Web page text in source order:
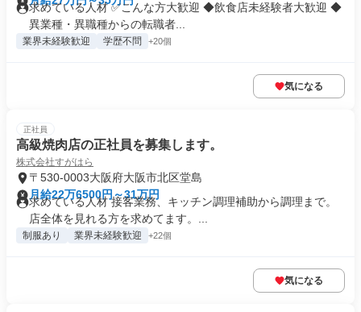
求めている人材 ✅こんな方大歓迎 ◆飲食店未経験者大歓迎 ◆
異業種・異職種からの転職者...
業界未経験歓迎 学歴不問 +20個
気になる
正社員
高級焼肉店の正社員を募集します。
株式会社すがはら
〒530-0003大阪府大阪市北区堂島
月給22万6500円～31万円
求めている人材 接客業務、キッチン調理補助から調理まで。
店全体を見れる方を求めてます。...
制服あり 業界未経験歓迎 +22個
気になる